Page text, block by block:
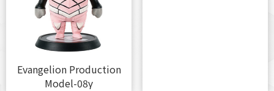
Evangelion Production
Model-08γ